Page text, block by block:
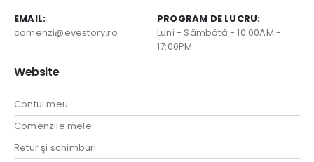
EMAIL:
comenzi@evestory.ro
PROGRAM DE LUCRU:
Luni - Sâmbătă - 10:00AM -
17:00PM
Website
Contul meu
Comenzile mele
Retur şi schimburi